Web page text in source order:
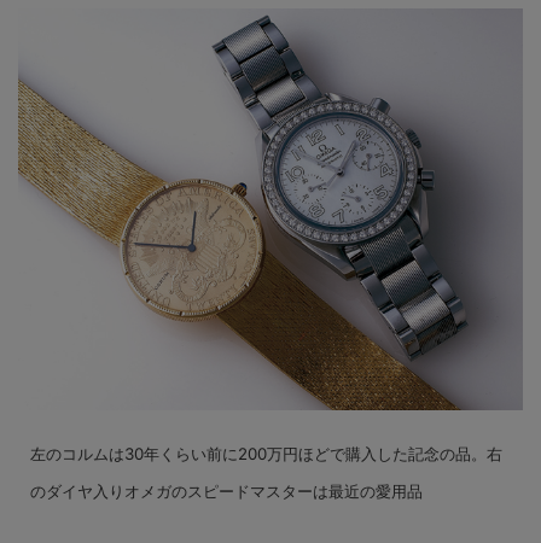
左のコルムは30年くらい前に200万円ほどで購入した記念の品。右
のダイヤ入りオメガのスピードマスターは最近の愛用品